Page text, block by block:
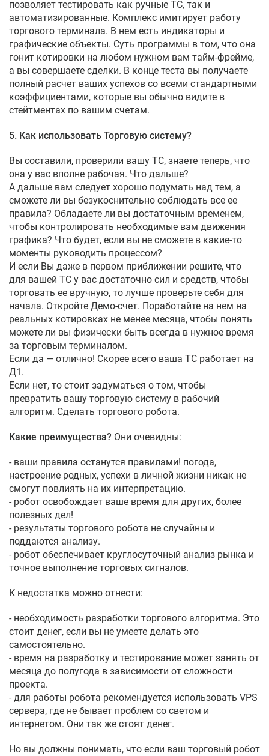
позволяет тестировать как ручные ТС, так и
автоматизированные. Комплекс имитирует работу
торгового терминала. В нем есть индикаторы и
графические объекты. Суть программы в том, что она
гонит котировки на любом нужном вам тайм-фрейме,
а вы совершаете сделки. В конце теста вы получаете
полный расчет ваших успехов со всеми стандартными
коэффициентами, которые вы обычно видите в
стейтментах по вашим счетам.
5. Как использовать Торговую систему?
Вы составили, проверили вашу ТС, знаете теперь, что
она у вас вполне рабочая. Что дальше?
А дальше вам следует хорошо подумать над тем, а
сможете ли вы безукоснительно соблюдать все ее
правила? Обладаете ли вы достаточным временем,
чтобы контролировать необходимые вам движения
графика? Что будет, если вы не сможете в какие-то
моменты руководить процессом?
И если Вы даже в первом приближении решите, что
для вашей ТС у вас достаточно сил и средств, чтобы
торговать ее вручную, то лучше проверьте себя для
начала. Откройте Демо-счет. Поработайте на нем на
реальных котировках не менее месяца, чтобы понять
можете ли вы физически быть всегда в нужное время
за торговым терминалом.
Если да — отлично! Скорее всего ваша ТС работает на
Д1.
Если нет, то стоит задуматься о том, чтобы
превратить вашу торговую систему в рабочий
алгоритм. Сделать торгового робота.
Какие преимущества? Они очевидны:
- ваши правила останутся правилами! погода,
настроение родных, успехи в личной жизни никак не
смогут повлиять на их интерпретацию.
- робот освобождает ваше время для других, более
полезных дел!
- результаты торгового робота не случайны и
поддаются анализу.
- робот обеспечивает круглосуточный анализ рынка и
точное выполнение торговых сигналов.
К недостатка можно отнести:
- необходимость разработки торгового алгоритма. Это
стоит денег, если вы не умеете делать это
самостоятельно.
- время на разработку и тестирование может занять от
месяца до полугода в зависимости от сложности
проекта.
- для работы робота рекомендуется использовать VPS
сервера, где не бывает проблем со светом и
интернетом. Они так же стоят денег.
Но вы должны понимать, что если ваш торговый робот